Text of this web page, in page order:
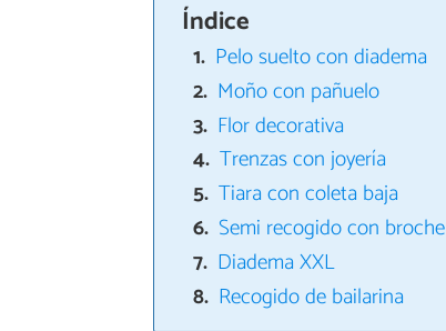
Índice
Pelo suelto con diadema
Moño con pañuelo
Flor decorativa
Trenzas con joyería
Tiara con coleta baja
Semi recogido con broche
Diadema XXL
Recogido de bailarina